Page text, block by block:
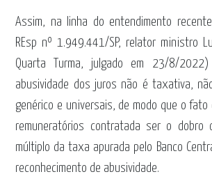
Assim, na linha do entendimento
REsp nº 1.949.441/SP, relator ministro
Quarta Turma, julgado em 23/8/
abusividade dos juros não é taxativa,
genérico e universais, de modo que o
remuneratórios contratada ser o
múltiplo da taxa apurada pelo Banco
reconhecimento de abusividade.